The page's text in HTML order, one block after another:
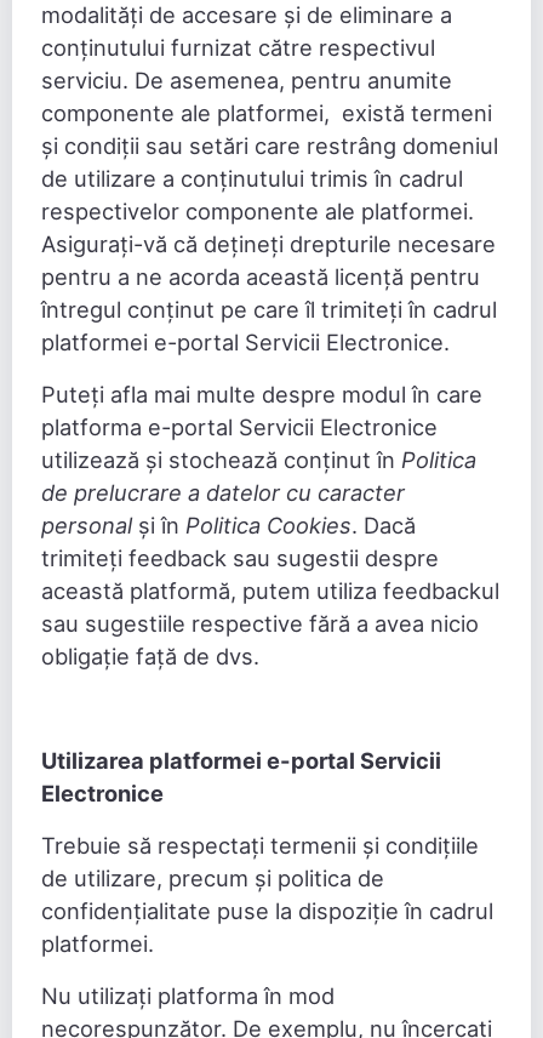
modalități de accesare și de eliminare a
conținutului furnizat către respectivul
serviciu. De asemenea, pentru anumite
componente ale platformei, există termeni
și condiții sau setări care restrâng domeniul
de utilizare a conținutului trimis în cadrul
respectivelor componente ale platformei.
Asigurați-vă că dețineți drepturile necesare
pentru a ne acorda această licență pentru
întregul conținut pe care îl trimiteți în cadrul
platformei e-portal Servicii Electronice.
Puteți afla mai multe despre modul în care
platforma e-portal Servicii Electronice
utilizează și stochează conținut în Politica
de prelucrare a datelor cu caracter
personalși în Politica Cookies. Dacă
trimiteți feedback sau sugestii despre
această platformă, putem utiliza feedbackul
sau sugestiile respective fără a avea nicio
obligație față de dvs.
Utilizarea platformei e-portal Servicii
Electronice
Trebuie să respectați termenii și condițiile
de utilizare, precum și politica de
confidențialitate puse la dispoziție în cadrul
platformei.
Nu utilizați platforma în mod
necorespunzător. De exemplu, nu încercați